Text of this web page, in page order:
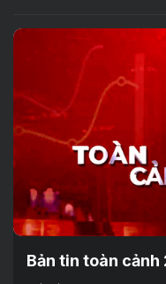
Bản tin toàn